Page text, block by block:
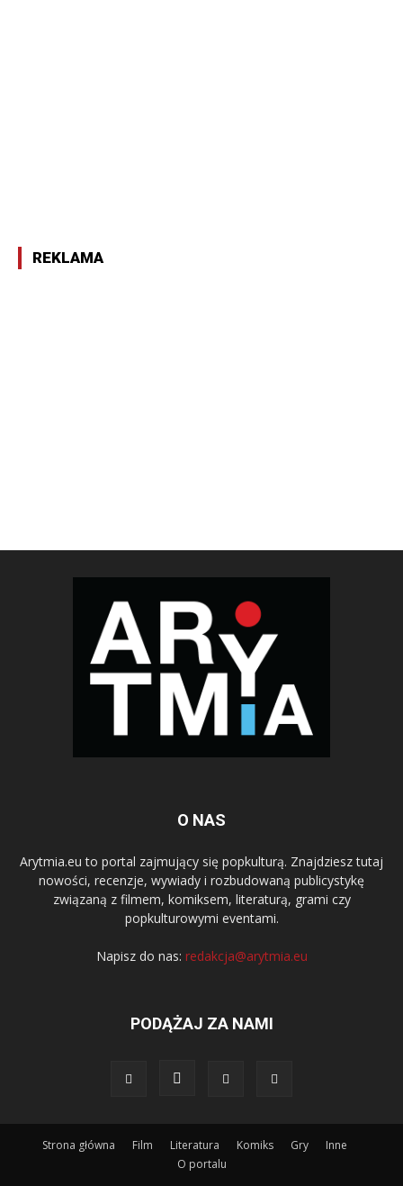
REKLAMA
O NAS
Arytmia.eu to portal zajmujący się popkulturą. Znajdziesz tutaj
nowości, recenzje, wywiady i rozbudowaną publicystykę
związaną z filmem, komiksem, literaturą, grami czy
popkulturowymi eventami.
Napisz do nas: redakcja@arytmia.eu
PODĄŻAJ ZA NAMI
Strona główna Film Literatura Komiks Gry
Inne
O portalu